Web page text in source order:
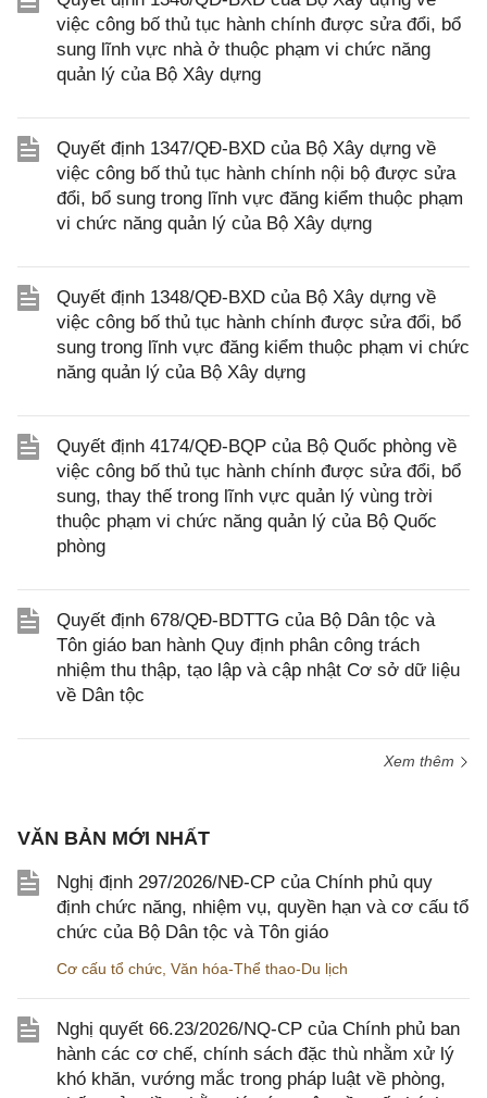
việc công bố thủ tục hành chính được sửa đổi, bổ
sung lĩnh vực nhà ở thuộc phạm vi chức năng
quản lý của Bộ Xây dựng
Quyết định 1347/QĐ-BXD của Bộ Xây dựng về
việc công bố thủ tục hành chính nội bộ được sửa
đổi, bổ sung trong lĩnh vực đăng kiểm thuộc phạm
vi chức năng quản lý của Bộ Xây dựng
Quyết định 1348/QĐ-BXD của Bộ Xây dựng về
việc công bố thủ tục hành chính được sửa đổi, bổ
sung trong lĩnh vực đăng kiểm thuộc phạm vi chức
năng quản lý của Bộ Xây dựng
Quyết định 4174/QĐ-BQP của Bộ Quốc phòng về
việc công bố thủ tục hành chính được sửa đổi, bổ
sung, thay thế trong lĩnh vực quản lý vùng trời
thuộc phạm vi chức năng quản lý của Bộ Quốc
phòng
Quyết định 678/QĐ-BDTTG của Bộ Dân tộc và
Tôn giáo ban hành Quy định phân công trách
nhiệm thu thập, tạo lập và cập nhật Cơ sở dữ liệu
về Dân tộc
Xem thêm
VĂN BẢN MỚI NHẤT
Nghị định 297/2026/NĐ-CP của Chính phủ quy
định chức năng, nhiệm vụ, quyền hạn và cơ cấu tổ
chức của Bộ Dân tộc và Tôn giáo
Cơ cấu tổ chức Văn hóa-Thể thao-Du lịch
Nghị quyết 66.23/2026/NQ-CP của Chính phủ ban
hành các cơ chế, chính sách đặc thù nhằm xử lý
khó khăn, vướng mắc trong pháp luật về phòng,